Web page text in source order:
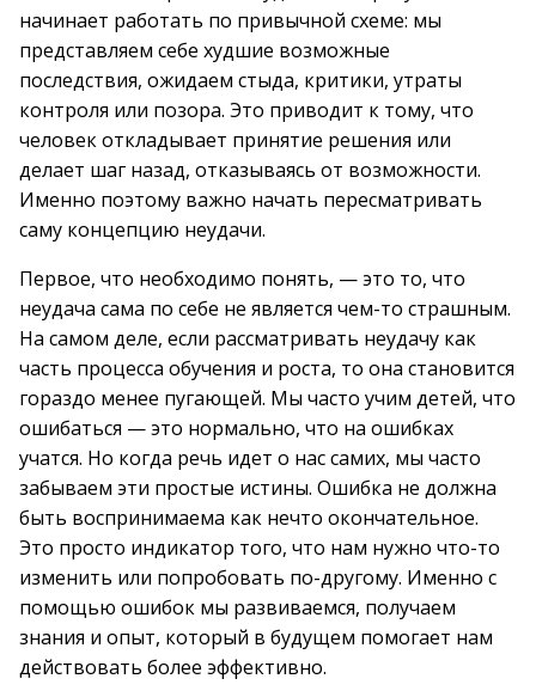
начинает работать по привычной схеме: мы
представляем себе худшие возможные
последствия, ожидаем стыда, критики, утраты
контроля или позора. Это приводит к тому, что
человек откладывает принятие решения или
делает шаг назад, отказываясь от возможности.
Именно поэтому важно начать пересматривать
саму концепцию неудачи.
Первое, что необходимо понять, — это то, что
неудача сама по себе не является чем-то страшным.
На самом деле, если рассматривать неудачу как
часть процесса обучения и роста, то она становится
гораздо менее пугающей. Мы часто учим детей, что
ошибаться — это нормально, что на ошибках
учатся. Но когда речь идет о нас самих, мы часто
забываем эти простые истины. Ошибка не должна
быть воспринимаема как нечто окончательное.
Это просто индикатор того, что нам нужно что-то
изменить или попробовать по-другому. Именно с
помощью ошибок мы развиваемся, получаем
знания и опыт, который в будущем помогает нам
действовать более эффективно.